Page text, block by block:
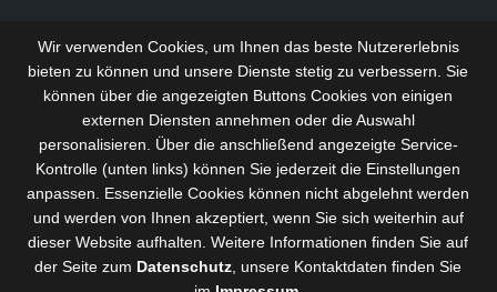
Wir verwenden Cookies, um Ihnen das beste Nutzererlebnis
bieten zu können und unsere Dienste stetig zu verbessern . Sie
können über die angezeigten Buttons Cookies von einigen
externen Diensten annehmen oder die Auswahl
personalisieren. Über die anschließend angezeigte Service-
Kontrolle (unten links) können Sie jederzeit die Einstellungen
anpassen. Essenzielle Cookies können nicht abgelehnt werden
und werden von Ihnen akzeptiert, wenn Sie sich weiterhin auf
dieser Website aufhalten. Weitere Informationen finden Sie auf
der Seite zum Datenschutz , unsere Kontaktdaten finden Sie